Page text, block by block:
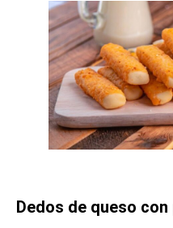
Dedos de queso